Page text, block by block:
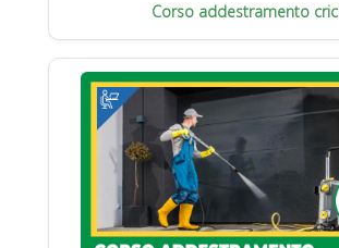
Corso addestramento cric